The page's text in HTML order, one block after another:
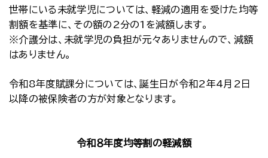
世帯にいる未就学児については、軽減の適用を受けた均等
割額を基準に、その額の2分の1を減額します。
※介護分は、未就学児の負担が元々ありませんので、減額
はありません。
令和8年度賦課分については、誕生日が令和2年4月2日
以降の被保険者の方が対象となります。
令和８年度均等割の軽減額